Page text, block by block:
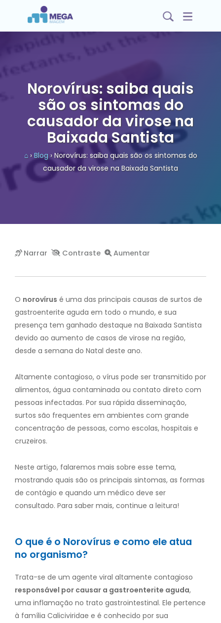
Norovírus: saiba quais
são os sintomas do
causador da virose na
Baixada Santista
⌂› Blog› Norovírus: saiba quais são os sintomas do
causador da virose na Baixada Santista
O norovírus é uma das principais causas de surtos de
gastroenterite aguda em todo o mundo, e sua
presença tem ganhado destaque na Baixada Santista
devido ao aumento de casos de virose na região,
desde a semana do Natal deste ano.
Altamente contagioso, o vírus pode ser transmitido por
alimentos, água contaminada ou contato direto com
pessoas infectadas. Por sua rápida disseminação,
surtos são frequentes em ambientes com grande
concentração de pessoas, como escolas, hospitais e
cruzeiros.
Neste artigo, falaremos mais sobre esse tema,
mostrando quais são os principais sintomas, as formas
de contágio e quando um médico deve ser
consultado. Para saber mais, continue a leitura!
O que é o Norovírus e como ele atua
no organismo?
Trata-se de um agente viral altamente contagioso
responsável por causar a gastroenterite aguda,
uma inflamação no trato gastrointestinal. Ele pertence
à família Caliciviridae e é conhecido por sua